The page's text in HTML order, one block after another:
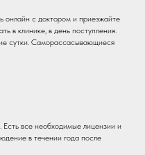
онлайн с доктором и приезжайте
в клинике, в день поступления.
сутки. Саморассасывающиеся
Есть все необходимые лицензии и
в течении года после